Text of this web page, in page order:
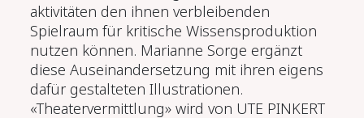
aktivitäten den ihnen verbleibenden
Spielraum für kritische Wissensproduktion
nutzen können. Marianne Sorge ergänzt
diese Auseinandersetzung mit ihren eigens
dafür gestalteten Illustrationen.
«Theatervermittlung» wird von UTE PINKERT